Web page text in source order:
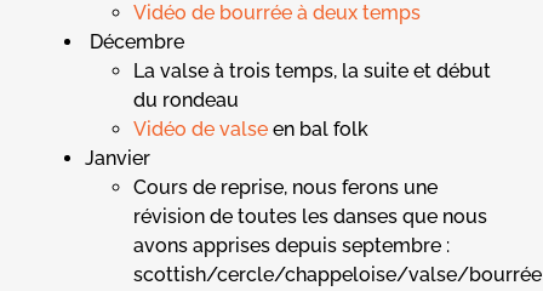
Vidéo de bourrée à deux temps
Décembre
La valse à trois temps, la suite et début
du rondeau
Vidéo de valseen bal folk
Janvier
Cours de reprise, nous ferons une
révision de toutes les danses que nous
avons apprises depuis septembre :
scottish/cercle/chappeloise/valse/bourrée